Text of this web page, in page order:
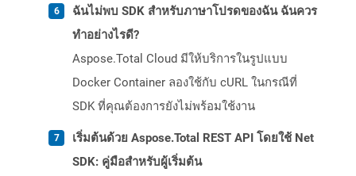
ฉันไม่พบ SDK สำหรับภาษาโปรดของฉัน ฉันควร
ทำอย่างไรดี?
Aspose.Total Cloud มีให้บริการในรูปแบบ
Docker Container ลองใช้กับ cURL ในกรณีที่
SDK ที่คุณต้องการยังไม่พร้อมใช้งาน
เริ่มต้นด้วย Aspose.Total REST API โดยใช้ Net
SDK: คู่มือสำหรับผู้เริ่มต้น